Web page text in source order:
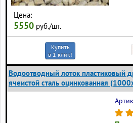
Цена:
5550 руб./шт.
Купить
в 1 клик!
Водоотводный лоток пластиковый
ячеистой сталь оцинкованная